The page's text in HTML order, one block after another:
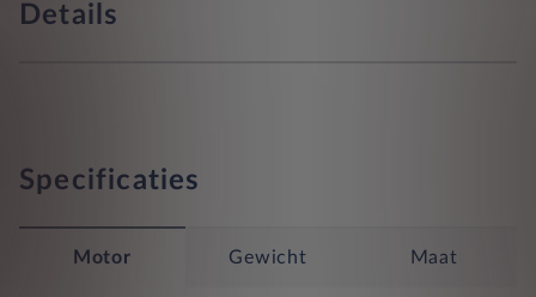
Details
Specificaties
Motor Gewicht Maat